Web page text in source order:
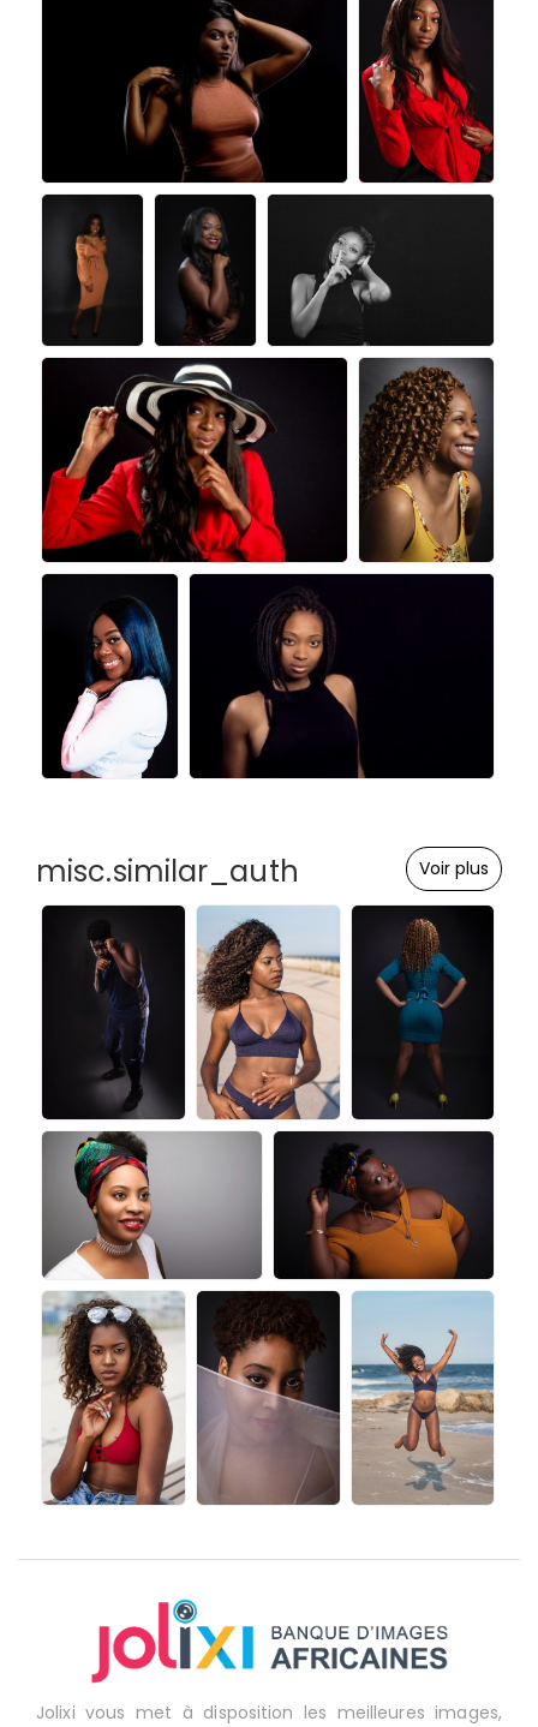
misc.similar_auth Voir plus
Jolixi vous met à disposition les meilleures images,